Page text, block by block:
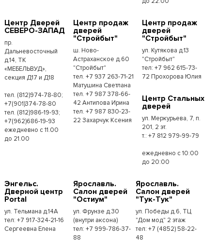
Центр Дверей
СЕВЕРО-ЗАПАД
пр.
Дальневосточный
д.14, ТК
«МЕБЕЛЬВУД»,
секция Д17 и Д18
тел. (812)974-78-80;
+7(901)374-78-80
тел. (812)986-19-93;
+7(962)686-19-93
ежедневно с 11.00
до 21.00
Центр продаж
дверей
"Стройбыт"
ш. Ново-
Астраханское д.60
"Стройбыт"
тел. +7 937 263-71-21
Матушина Светлана
тел. +7 987 378-66-
42 Антипова Ирина
тел. +7 987 830-23-
22 Захарчук Ксения
Центр продаж
дверей
"Стройбыт"
ул. Кутякова д.13
"Стройбыт"
тел: +7 962 615-73-
72 Прохорова Юлия
Центр Стальных
дверей
ул. Меркурьева, 7, п.
201, 2 эт.
т.: +7 812 979-99-79
ежедневно с 10:00
до 20:00
Энгельс.
Дверной центр
Portal
ул. Тельмана д.14А
тел: +7 917-324-21-16
Сергеевна Елена
Ярославль.
Салон дверей
"Остиум"
ул. Фрунзе д.30
(внутри аксона)
тел: +7 999-786-37-
88
Ярославль.
Салон дверей
"Тук-Тук"
ул. Победы д.6, ТЦ
"Дом мод" 2 этаж
тел: +7 (4852) 58-22-
48